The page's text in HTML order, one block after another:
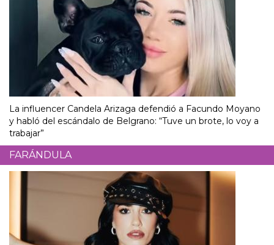
La influencer Candela Arizaga defendió a Facundo Moyano
y habló del escándalo de Belgrano: “Tuve un brote, lo voy a
trabajar”
FARÁNDULA